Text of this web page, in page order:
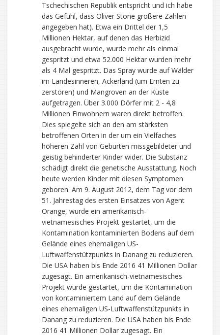
Tschechischen Republik entspricht und ich habe
das Gefühl, dass Oliver Stone größere Zahlen
angegeben hat). Etwa ein Drittel der 1,5
Millionen Hektar, auf denen das Herbizid
ausgebracht wurde, wurde mehr als einmal
gespritzt und etwa 52.000 Hektar wurden mehr
als 4 Mal gespritzt. Das Spray wurde auf Wälder
im Landesinneren, Ackerland (um Ernten zu
zerstören) und Mangroven an der Küste
aufgetragen. Über 3.000 Dörfer mit 2 - 4,8
Millionen Einwohnern waren direkt betroffen.
Dies spiegelte sich an den am stärksten
betroffenen Orten in der um ein Vielfaches
höheren Zahl von Geburten missgebildeter und
geistig behinderter Kinder wider. Die Substanz
schädigt direkt die genetische Ausstattung. Noch
heute werden Kinder mit diesen Symptomen
geboren. Am 9. August 2012, dem Tag vor dem
51. Jahrestag des ersten Einsatzes von Agent
Orange, wurde ein amerikanisch-
vietnamesisches Projekt gestartet, um die
Kontamination kontaminierten Bodens auf dem
Gelände eines ehemaligen US-
Luftwaffenstützpunkts in Danang zu reduzieren.
Die USA haben bis Ende 2016 41 Millionen Dollar
zugesagt. Ein amerikanisch-vietnamesisches
Projekt wurde gestartet, um die Kontamination
von kontaminiertem Land auf dem Gelände
eines ehemaligen US-Luftwaffenstützpunkts in
Danang zu reduzieren. Die USA haben bis Ende
2016 41 Millionen Dollar zugesagt. Ein